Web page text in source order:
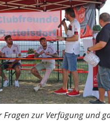
zur Verfügung und